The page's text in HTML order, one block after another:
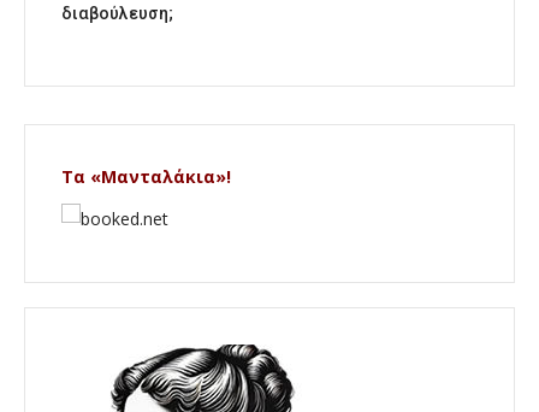
διαβούλευση;
Τα «Μανταλάκια»!